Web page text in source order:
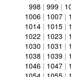
998 | 999 |
1006 | 1007 |
1014 | 1015 |
1022 | 1023 |
1030 | 1031 |
1038 | 1039 |
1046 | 1047 |